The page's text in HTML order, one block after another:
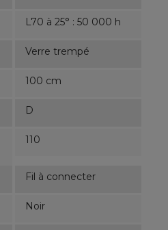
L70 à 25° : 50 000 h
Verre trempé
100 cm
D
110
Fil à connecter
Noir